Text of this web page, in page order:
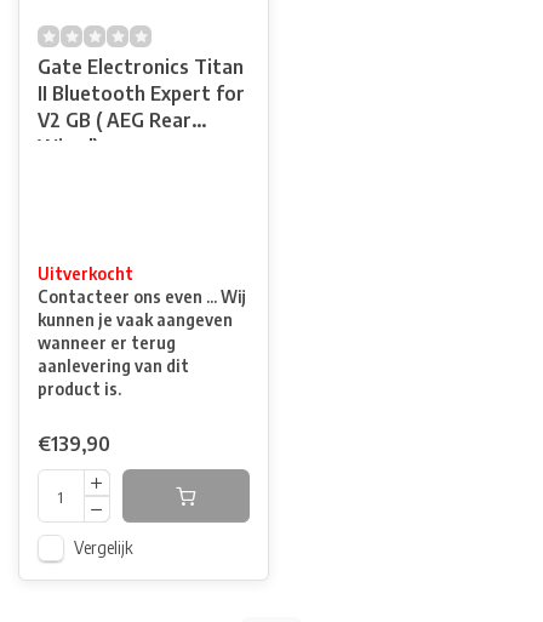
Gate Electronics Titan
II Bluetooth Expert for
V2 GB ( AEG Rear
Wired)
Uitverkocht
Contacteer ons even ... Wij
kunnen je vaak aangeven
wanneer er terug
aanlevering van dit
product is.
€139,90
Vergelijk